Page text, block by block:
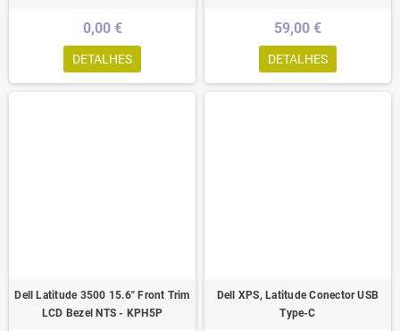
0,00 €
DETALHES
59,00 €
DETALHES
Dell Latitude 3500 15.6" Front Trim
LCD Bezel NTS - KPH5P
Dell XPS, Latitude Conector USB
Type-C